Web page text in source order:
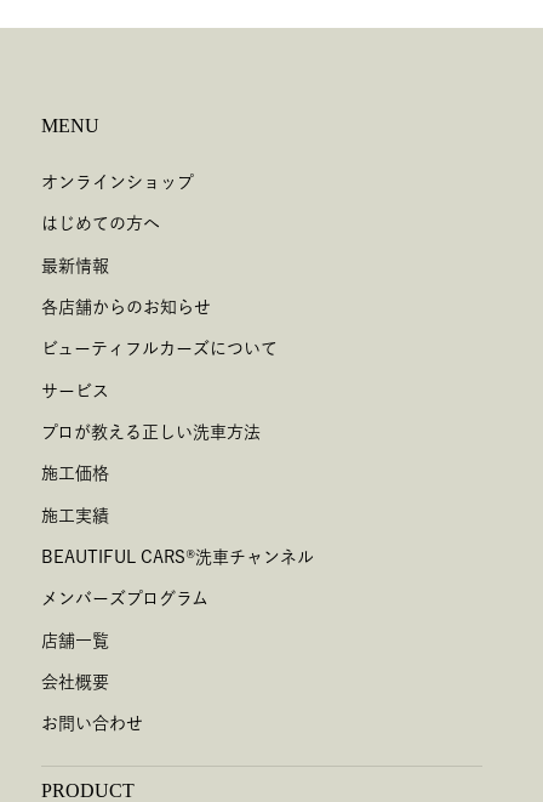
MENU
オンラインショップ
はじめての方へ
最新情報
各店舗からのお知らせ
ビューティフルカーズについて
サービス
プロが教える正しい洗車方法
施工価格
施工実績
BEAUTIFUL CARS®洗車チャンネル
メンバーズプログラム
店舗一覧
会社概要
お問い合わせ
PRODUCT